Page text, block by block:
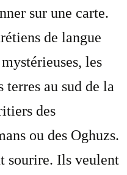
sur une carte.
de langue
les
terres au sud de la
des
ou des Oghuzs.
sourire. Ils veulent